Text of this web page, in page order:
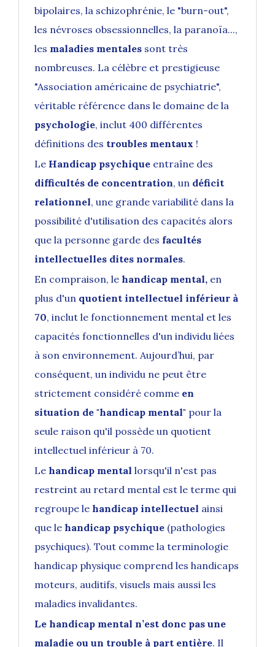
bipolaires, la schizophrénie, le "burn-out",
les névroses obsessionnelles, la paranoïa...,
les maladies mentales sont très
nombreuses. La célèbre et prestigieuse
"Association américaine de psychiatrie",
véritable référence dans le domaine de la
psychologie, inclut 400 différentes
définitions des troubles mentaux !
Le Handicap psychique entraîne des
difficultés de concentration, un déficit
relationnel, une grande variabilité dans la
possibilité d'utilisation des capacités alors
que la personne garde des facultés
intellectuelles dites normales.
En compraison, le handicap mental, en
plus d'un quotient intellectuel inférieur à
70, inclut le fonctionnement mental et les
capacités fonctionnelles d'un individu liées
à son environnement. Aujourd’hui, par
conséquent, un individu ne peut être
strictement considéré comme en
situation de "handicap mental" pour la
seule raison qu'il possède un quotient
intellectuel inférieur à 70.
Le handicap mental lorsqu'il n'est pas
restreint au retard mental est le terme qui
regroupe le handicap intellectuel ainsi
que le handicap psychique (pathologies
psychiques). Tout comme la terminologie
handicap physique comprend les handicaps
moteurs, auditifs, visuels mais aussi les
maladies invalidantes.
Le handicap mental n’est donc pas une
maladie ou un trouble à part entière. Il